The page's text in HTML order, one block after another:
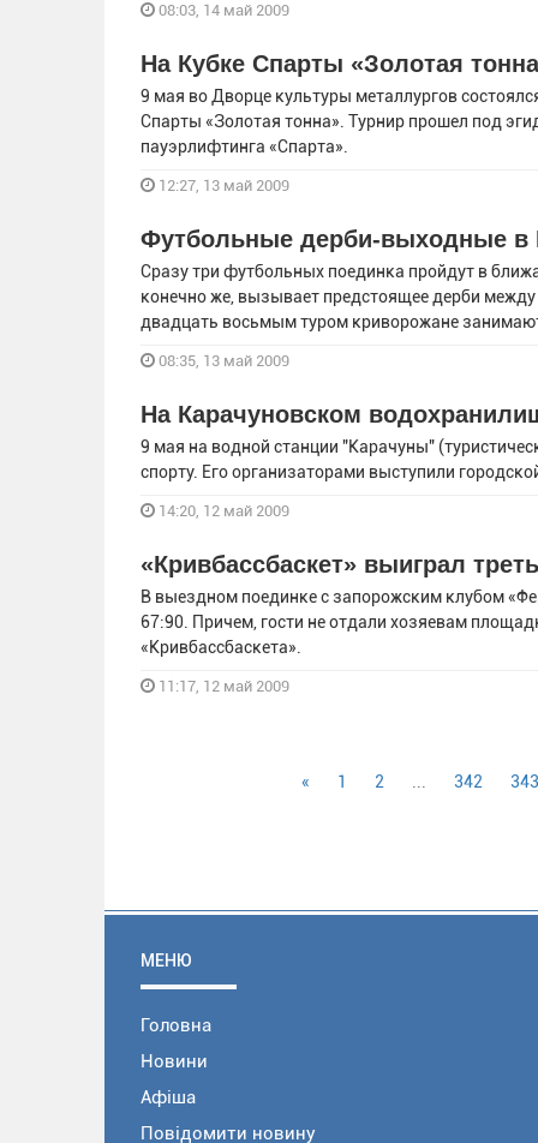
08:03, 14 май 2009
На Кубке Спарты «Золотая
9 мая во Дворце культуры металлургов
Спарты «Золотая тонна». Турнир прошел под
пауэрлифтинга «Спарта».
12:27, 13 май 2009
Футбольные дерби-выходные в
Сразу три футбольных поединка пройдут в
конечно же, вызывает предстоящее дерби
двадцать восьмым туром криворожане
08:35, 13 май 2009
На Карачуновском
9 мая на водной станции "Карачуны"
спорту. Его организаторами выступили
14:20, 12 май 2009
«Кривбассбаскет» выиграл
В выездном поединке с запорожским клубом
67:90. Причем, гости не отдали хозяевам
«Кривбассбаскета».
11:17, 12 май 2009
« 1 2 342 343
МЕНЮ
Головна
Новини
Афіша
Повідомити новину